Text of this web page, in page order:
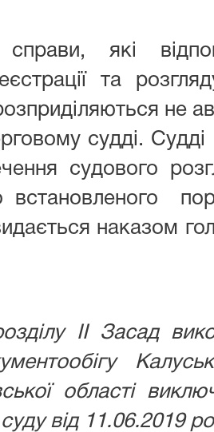
які
та
не
судді.
судового
встановленого
наказом
ІІ Засад
області
суду від 11.06.2019